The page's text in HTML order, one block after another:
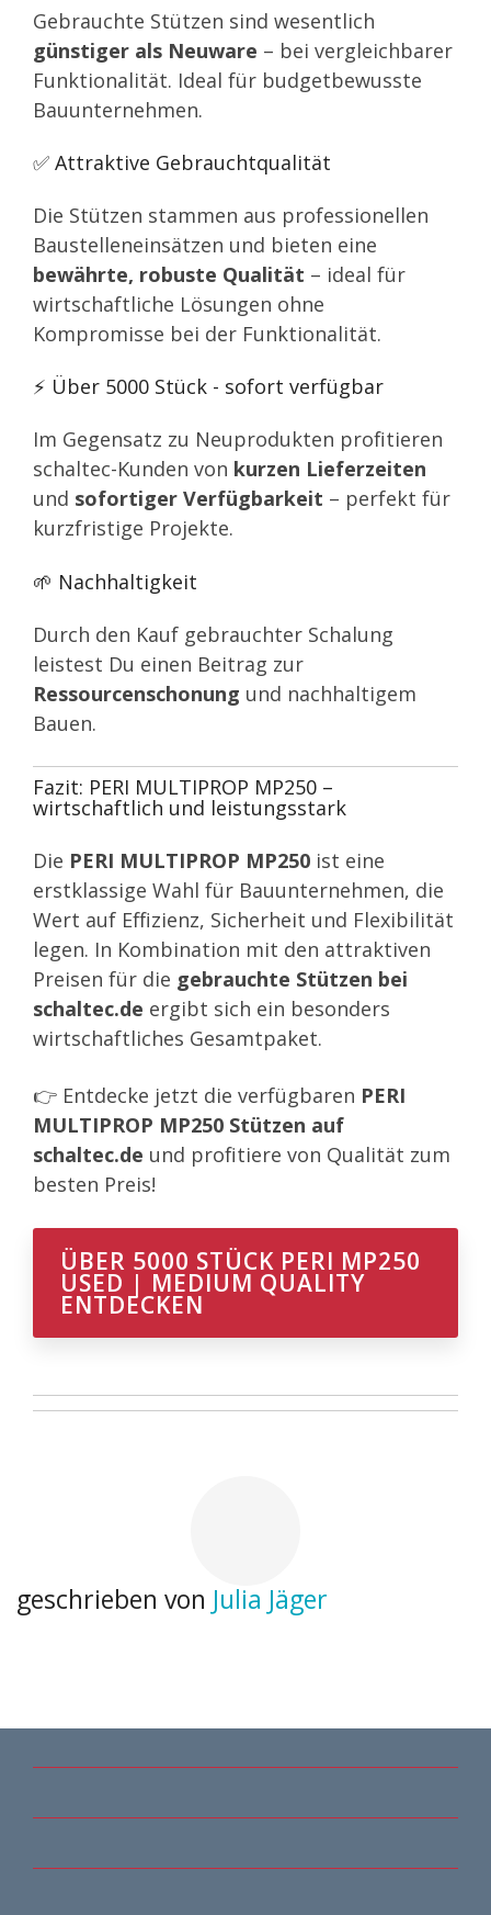
Gebrauchte Stützen sind wesentlich
günstiger als Neuware – bei vergleichbarer
Funktionalität. Ideal für budgetbewusste
Bauunternehmen.
✅ Attraktive Gebrauchtqualität
Die Stützen stammen aus professionellen
Baustelleneinsätzen und bieten eine
bewährte, robuste Qualität – ideal für
wirtschaftliche Lösungen ohne
Kompromisse bei der Funktionalität.
⚡ Über 5000 Stück - sofort verfügbar
Im Gegensatz zu Neuprodukten profitieren
schaltec-Kunden von kurzen Lieferzeiten
und sofortiger Verfügbarkeit – perfekt für
kurzfristige Projekte.
🌱 Nachhaltigkeit
Durch den Kauf gebrauchter Schalung
leistest Du einen Beitrag zur
Ressourcenschonung und nachhaltigem
Bauen.
Fazit: PERI MULTIPROP MP250 –
wirtschaftlich und leistungsstark
Die PERI MULTIPROP MP250 ist eine
erstklassige Wahl für Bauunternehmen, die
Wert auf Effizienz, Sicherheit und Flexibilität
legen. In Kombination mit den attraktiven
Preisen für die gebrauchte Stützen bei
schaltec.de ergibt sich ein besonders
wirtschaftliches Gesamtpaket.
👉 Entdecke jetzt die verfügbaren PERI
MULTIPROP MP250 Stützen auf
schaltec.de und profitiere von Qualität zum
besten Preis!
ÜBER 5000 STÜCK PERI MP250
USED | MEDIUM QUALITY
ENTDECKEN
geschrieben von Julia Jäger